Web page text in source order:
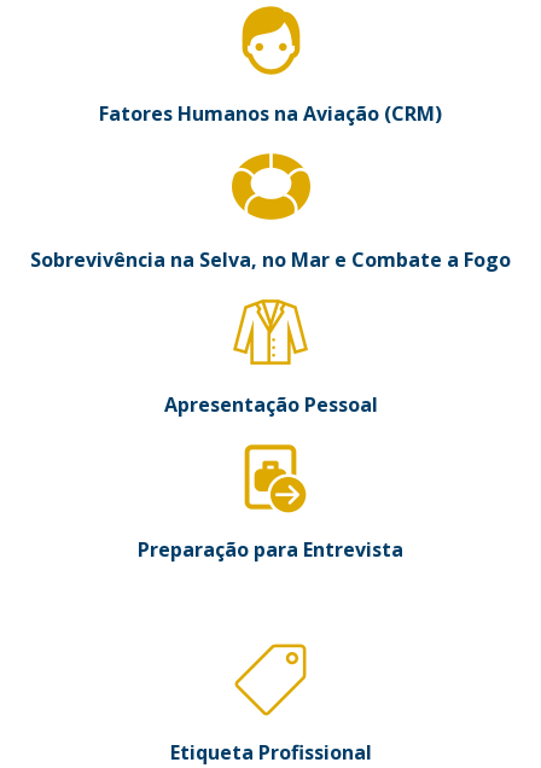
Fatores Humanos na Aviação (CRM)
Sobrevivência na Selva, no Mar e Combate a Fogo
Apresentação Pessoal
Preparação para Entrevista
Etiqueta Profissional